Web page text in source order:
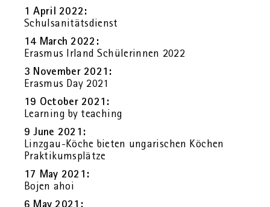
1 April 2022:
Schul­sa­ni­täts­dienst
14 March 2022:
Eras­mus Ir­land Schü­le­rin­nen 2022
3 No­vem­ber 2021:
Eras­mus Day 2021
19 Oc­to­ber 2021:
Lear­ning by tea­ching
9 June 2021:
Linz­gau-Köche bie­ten un­ga­ri­schen Kö­chen
Prak­ti­kums­plät­ze
17 May 2021:
Bojen ahoi
6 May 2021: